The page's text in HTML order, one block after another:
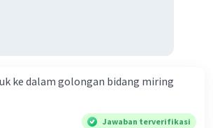
ke dalam golongan bidang miring
Jawaban terverifikasi